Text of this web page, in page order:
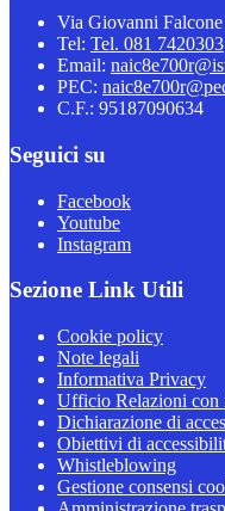
Via Giovanni
Tel: Tel. 081 7420303
Email:
PEC:
C.F.: 95187090634
Seguici su
Facebook
Youtube
Instagram
Sezione Link Utili
Cookie policy
Note legali
Informativa Privacy
Ufficio Relazioni con
Dichiarazione di
Obiettivi di
Whistleblowing
Gestione consensi